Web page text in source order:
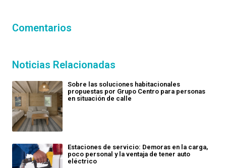
Comentarios
Noticias Relacionadas
Sobre las soluciones habitacionales
propuestas por Grupo Centro para personas
en situación de calle
Estaciones de servicio: Demoras en la carga,
poco personal y la ventaja de tener auto
eléctrico